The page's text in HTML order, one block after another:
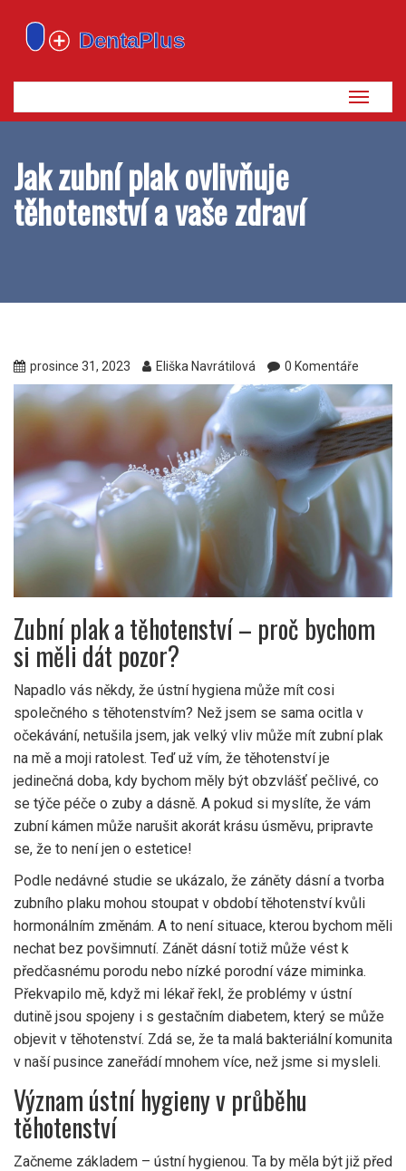
Zobrazit
navigaci
Jak zubní plak ovlivňuje
těhotenství a vaše zdraví
prosince 31, 2023 Eliška Navrátilová 0 Komentáře
Zubní plak a těhotenství – proč bychom
si měli dát pozor?
Napadlo vás někdy, že ústní hygiena může mít cosi
společného s těhotenstvím? Než jsem se sama ocitla v
očekávání, netušila jsem, jak velký vliv může mít zubní plak
na mě a moji ratolest. Teď už vím, že těhotenství je
jedinečná doba, kdy bychom měly být obzvlášť pečlivé, co
se týče péče o zuby a dásně. A pokud si myslíte, že vám
zubní kámen může narušit akorát krásu úsměvu, pripravte
se, že to není jen o estetice!
Podle nedávné studie se ukázalo, že záněty dásní a tvorba
zubního plaku mohou stoupat v období těhotenství kvůli
hormonálním změnám. A to není situace, kterou bychom měli
nechat bez povšimnutí. Zánět dásní totiž může vést k
předčasnému porodu nebo nízké porodní váze miminka.
Překvapilo mě, když mi lékař řekl, že problémy v ústní
dutině jsou spojeny i s gestačním diabetem, který se může
objevit v těhotenství. Zdá se, že ta malá bakteriální komunita
v naší pusince zaneřádí mnohem více, než jsme si mysleli.
Význam ústní hygieny v průběhu
těhotenství
Začneme základem – ústní hygienou. Ta by měla být již před